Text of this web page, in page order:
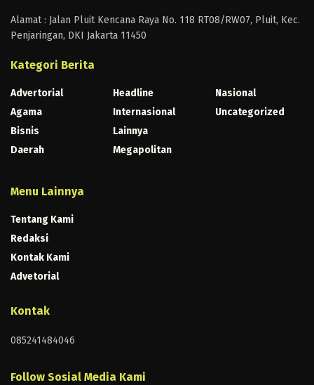
Alamat : Jalan Pluit Kencana Raya No. 118 RT08/RW07, Pluit, Kec.
Penjaringan, DKI Jakarta 11450
Kategori Berita
Advertorial
Agama
Bisnis
Daerah
Headline
Internasional
Lainnya
Megapolitan
Nasional
Uncategorized
Menu Lainnya
Tentang Kami
Redaksi
Kontak Kami
Advetorial
Kontak
085241484046
Follow Sosial Media Kami